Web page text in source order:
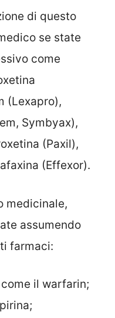
di questo
se state
come
(Lexapro),
Symbyax),
(Paxil),
(Effexor).
medicinale,
assumendo
farmaci:
il warfarin;